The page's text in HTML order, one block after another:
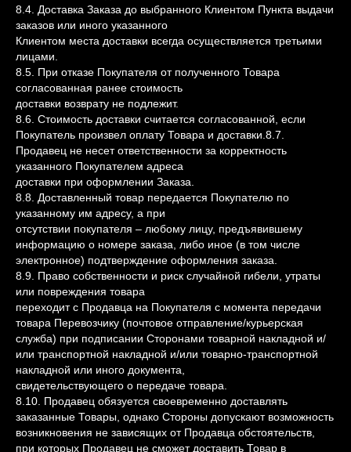
8.4. Доставка Заказа до выбранного Клиентом Пункта выдачи
заказов или иного указанного
Клиентом места доставки всегда осуществляется третьими
лицами.
8.5. При отказе Покупателя от полученного Товара
согласованная ранее стоимость
доставки возврату не подлежит.
8.6. Стоимость доставки считается согласованной, если
Покупатель произвел оплату Товара и доставки.8.7.
Продавец не несет ответственности за корректность
указанного Покупателем адреса
доставки при оформлении Заказа.
8.8. Доставленный товар передается Покупателю по
указанному им адресу, а при
отсутствии покупателя – любому лицу, предъявившему
информацию о номере заказа, либо иное (в том числе
электронное) подтверждение оформления заказа.
8.9. Право собственности и риск случайной гибели, утраты
или повреждения товара
переходит с Продавца на Покупателя с момента передачи
товара Перевозчику (почтовое отправление/курьерская
служба) при подписании Сторонами товарной накладной и/
или транспортной накладной и/или товарно-транспортной
накладной или иного документа,
свидетельствующего о передаче товара.
8.10. Продавец обязуется своевременно доставлять
заказанные Товары, однако Стороны допускают возможность
возникновения не зависящих от Продавца обстоятельств,
при которых Продавец не сможет доставить Товар в